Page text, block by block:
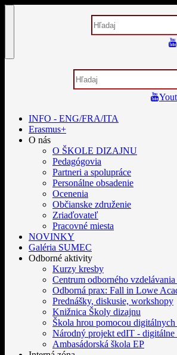
INFO - ENG/FRA/ITA
Erasmus+
O nás
O ŠKOLE DIZAJNU
Pedagógovia
Partneri a spolupráce
Personálne obsadenie
Ocenenia
Občianske združenie
Zriaďovateľ
Pracovné miesta
NOVINKY
Galéria SUMEC
Odborné aktivity
Kurzy kresby
Centrum odborného
Odborná prax: Fall in Lowe
Prednášky, diskusie, workshopy
Knižnica Školy dizajnu
Škola hrou pomocou
Národný projekt edIT -
Ambasádorská škola EP